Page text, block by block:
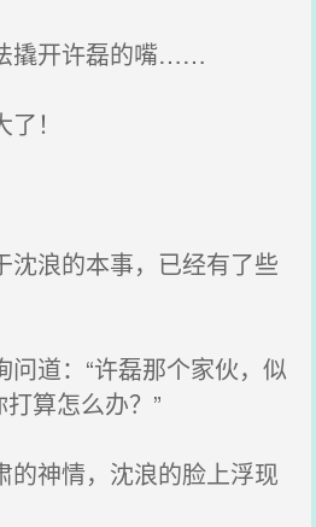
撬开许磊的嘴……
！
浪的本事，已经有了些
道：“许磊那个家伙，似
算怎么办？”
神情，沈浪的脸上浮现